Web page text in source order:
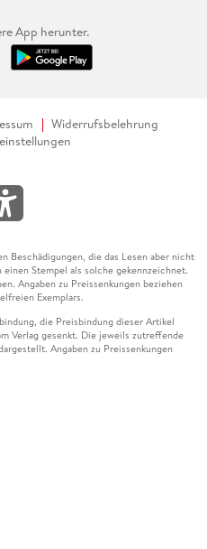
App herunter.
Widerrufsbelehrung
Beschädigungen, die das Lesen aber nicht
Stempel als solche gekennzeichnet.
Angaben zu Preissenkungen beziehen
Exemplars.
die Preisbindung dieser Artikel
Verlag gesenkt. Die jeweils zutreffende
Angaben zu Preissenkungen